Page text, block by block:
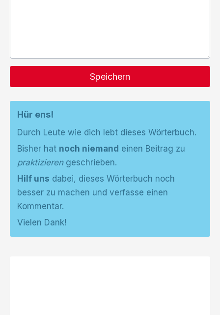
Speichern
Hür ens!
Durch Leute wie dich lebt dieses Wörterbuch.
Bisher hat noch niemand einen Beitrag zu
praktizierengeschrieben.
Hilf uns dabei, dieses Wörterbuch noch
besser zu machen und verfasse einen
Kommentar.
Vielen Dank!